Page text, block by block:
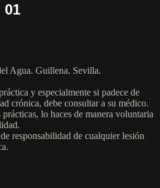
01
Agua. Guillena. Sevilla.
y especialmente si padece de
crónica, debe consultar a su médico.
lo haces de manera voluntaria
responsabilidad de cualquier lesión